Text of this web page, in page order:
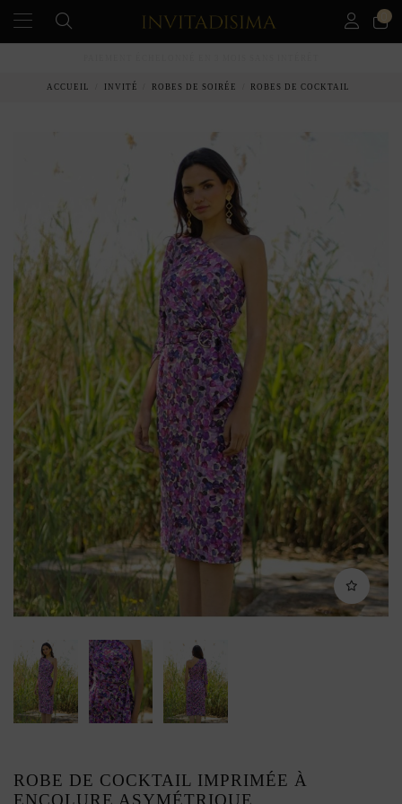
ACCUEIL INVITÉ ROBES DE SOIRÉE ROBES DE COCKTAIL
ROBE DE COCKTAIL IMPRIMÉE À
ENCOLURE ASYMÉTRIQUE